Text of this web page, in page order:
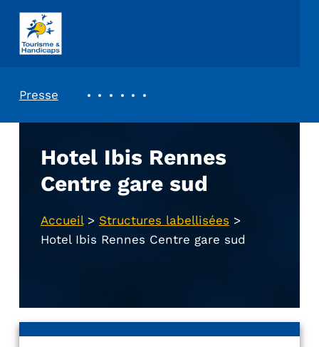
ASSOCIATION TOURISME ET HANDICAPS
Presse
Hotel Ibis Rennes
Centre gare sud
Accueil> Structures labellisées >
Hotel Ibis Rennes Centre gare sud